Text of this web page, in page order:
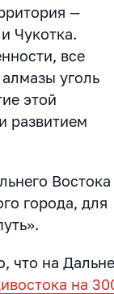
—
Чукотка.
все
уголь
этой
развитием
города, для
что на
на